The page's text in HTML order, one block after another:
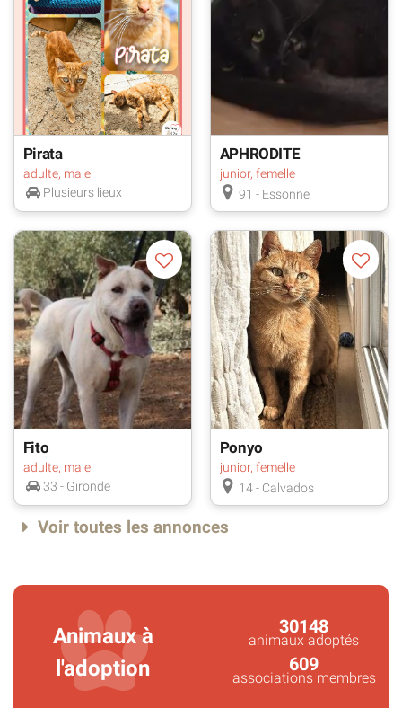
Pirata
adulte, male
Plusieurs lieux
APHRODITE
junior, femelle
91 - Essonne
Fito
adulte, male
33 - Gironde
Ponyo
junior, femelle
14 - Calvados
Voir toutes les annonces
Animaux à
l'adoption
30148
animaux adoptés
609
associations membres